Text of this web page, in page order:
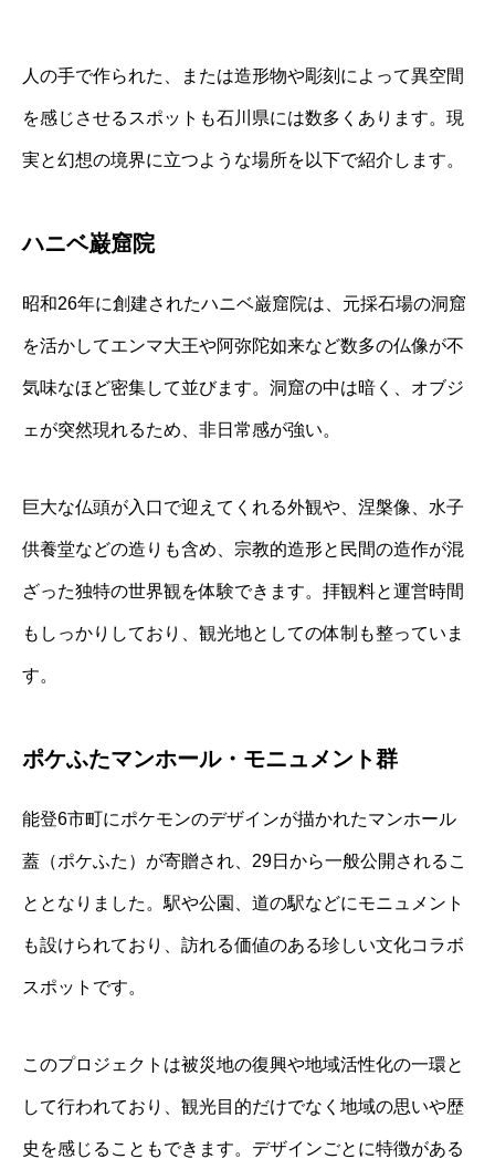
人の手で作られた、または造形物や彫刻によって異空間
を感じさせるスポットも石川県には数多くあります。現
実と幻想の境界に立つような場所を以下で紹介します。
ハニベ巌窟院
昭和26年に創建されたハニベ巌窟院は、元採石場の洞窟
を活かしてエンマ大王や阿弥陀如来など数多の仏像が不
気味なほど密集して並びます。洞窟の中は暗く、オブジ
ェが突然現れるため、非日常感が強い。
巨大な仏頭が入口で迎えてくれる外観や、涅槃像、水子
供養堂などの造りも含め、宗教的造形と民間の造作が混
ざった独特の世界観を体験できます。拝観料と運営時間
もしっかりしており、観光地としての体制も整っていま
す。
ポケふたマンホール・モニュメント群
能登6市町にポケモンのデザインが描かれたマンホール
蓋（ポケふた）が寄贈され、29日から一般公開されるこ
ととなりました。駅や公園、道の駅などにモニュメント
も設けられており、訪れる価値のある珍しい文化コラボ
スポットです。
このプロジェクトは被災地の復興や地域活性化の一環と
して行われており、観光目的だけでなく地域の思いや歴
史を感じることもできます。デザインごとに特徴がある